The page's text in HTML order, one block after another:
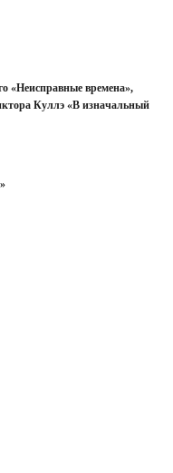
«Неисправные времена»,
Куллэ «В изначальный